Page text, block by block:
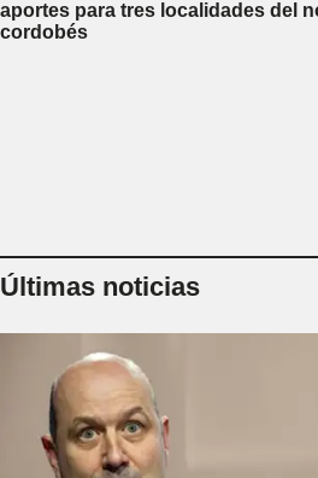
aportes para tres localidades del
cordobés
Últimas noticias